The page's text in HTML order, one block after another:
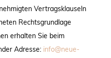
Vertragsklauseln
Rechtsgrundlage
erhalten Sie beim
Adresse: info@neue-